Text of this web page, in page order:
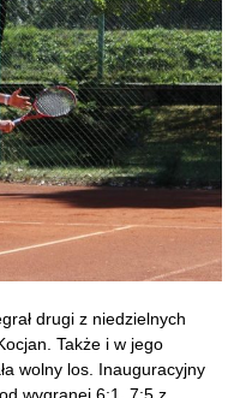
drugi z niedzielnych
Także i w jego
wolny los. Inauguracyjny